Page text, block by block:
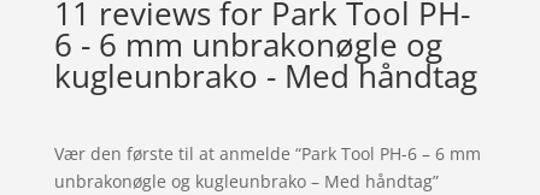
11 reviews for Park Tool PH-
6 - 6 mm unbrakonøgle og
kugleunbrako - Med håndtag
Vær den første til at anmelde “Park Tool PH-6 – 6 mm
unbrakonøgle og kugleunbrako – Med håndtag”